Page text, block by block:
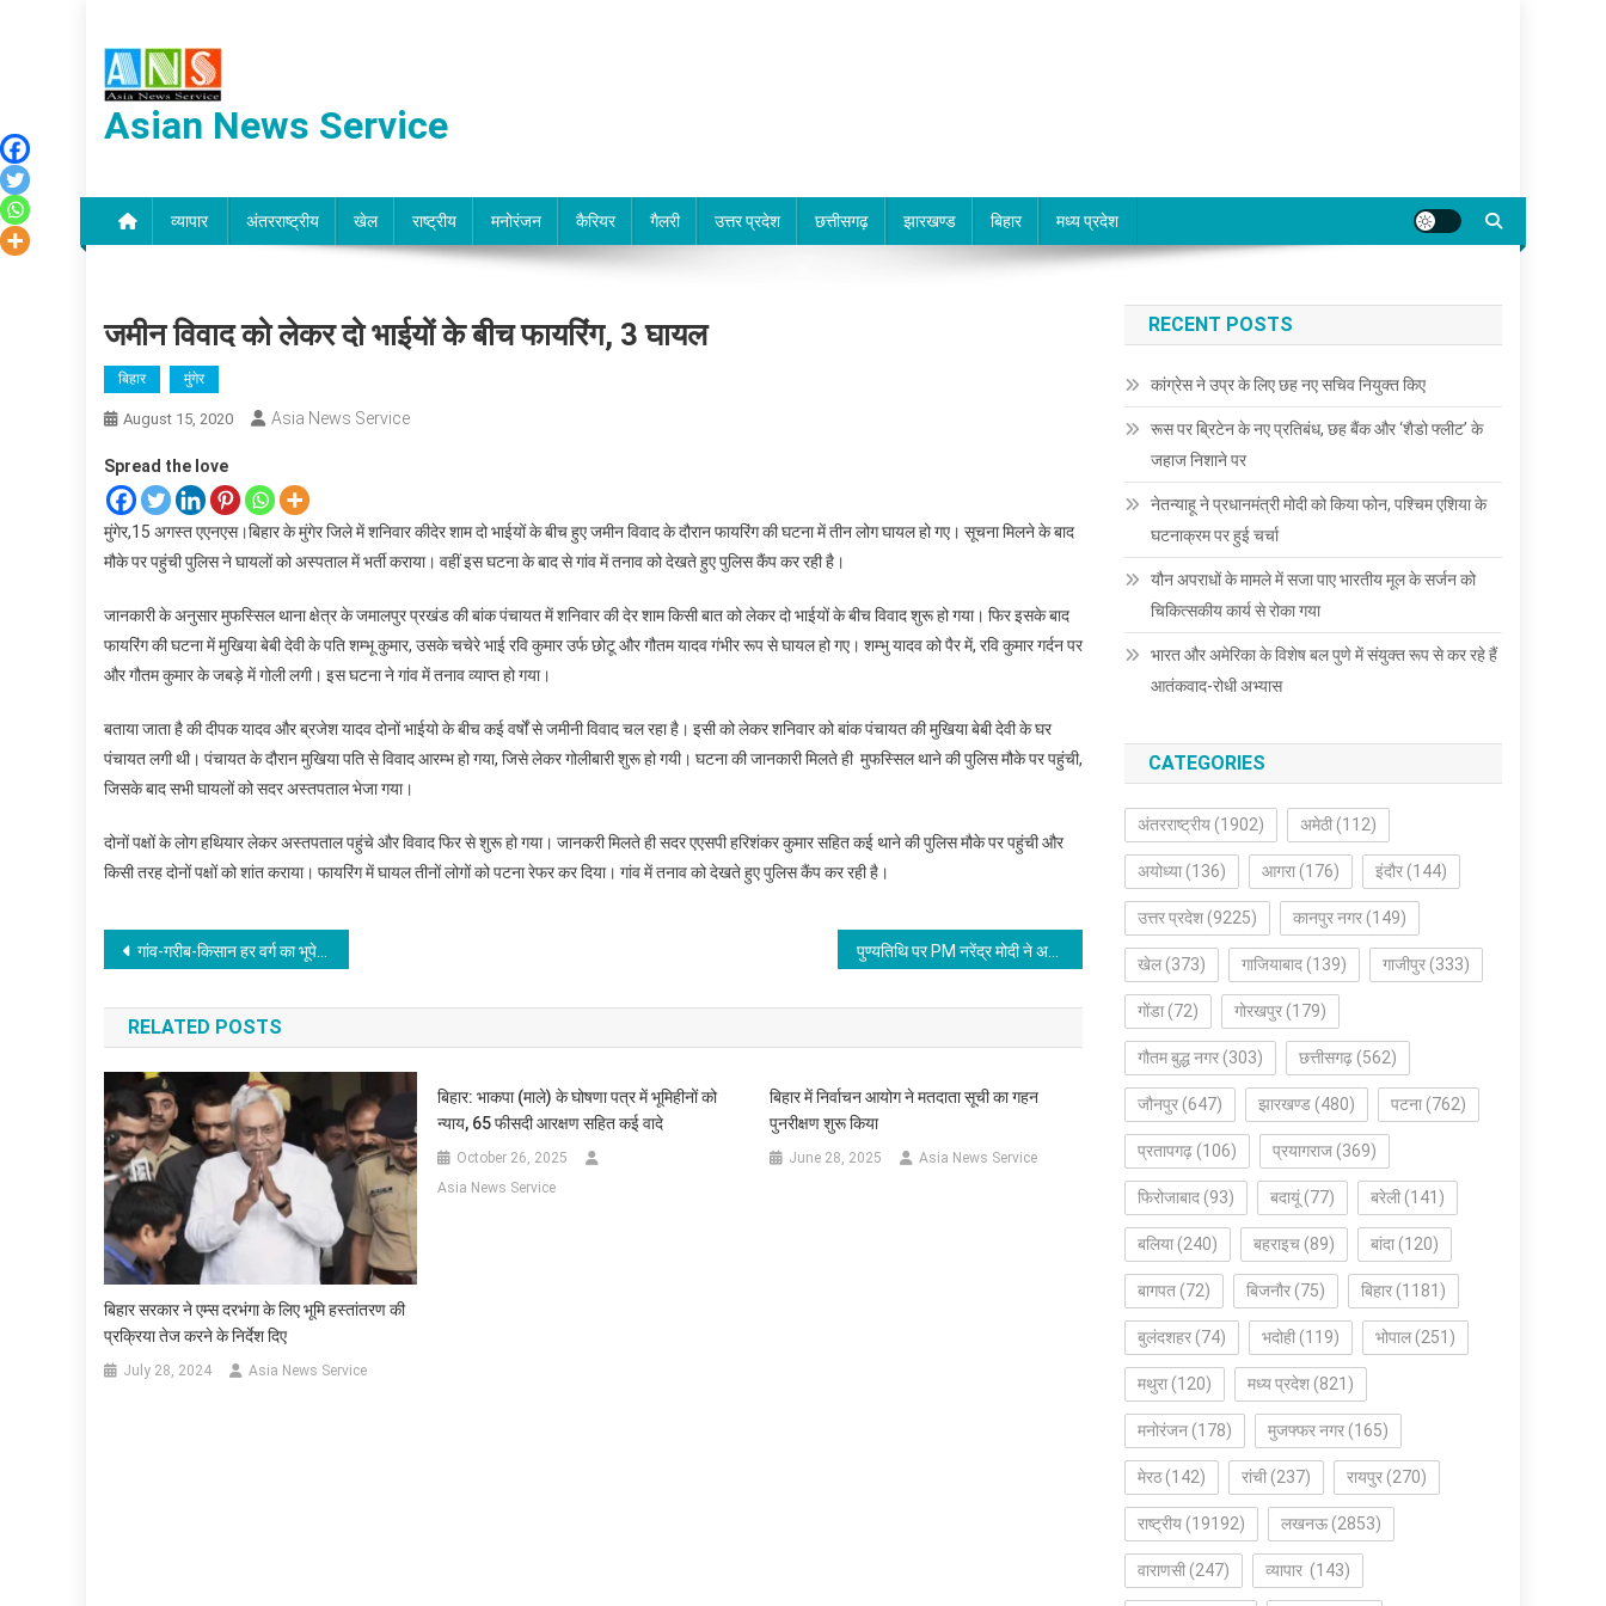
content
Asian News Service
व्यापार अंतरराष्ट्रीय खेल राष्ट्रीय मनोरंजन कैरियर गैलरी उत्तर प्रदेश छत्तीसगढ़ झारखण्ड बिहार मध्य प्रदेश
जमीन विवाद को लेकर दो भाईयों के बीच फायरिंग, 3 घायल
बिहार मुंगेर
August 15, 2020 Asia News Service
Spread the love
मुंगेर,15 अगस्त एएनएस।बिहार के मुंगेर जिले में शनिवार कीदेर शाम दो भाईयों के बीच हुए जमीन विवाद के दौरान फायरिंग की घटना में तीन लोग घायल हो गए। सूचना मिलने के बाद
मौके पर पहुंची पुलिस ने घायलों को अस्पताल में भर्ती कराया। वहीं इस घटना के बाद से गांव में तनाव को देखते हुए पुलिस कैंप कर रही है।
जानकारी के अनुसार मुफस्सिल थाना क्षेत्र के जमालपुर प्रखंड की बांक पंचायत में शनिवार की देर शाम किसी बात को लेकर दो भाईयों के बीच विवाद शुरू हो गया। फिर इसके बाद
फायरिंग की घटना में मुखिया बेबी देवी के पति शम्भू कुमार, उसके चचेरे भाई रवि कुमार उर्फ छोटू और गौतम यादव गंभीर रूप से घायल हो गए। शम्भु यादव को पैर में, रवि कुमार गर्दन पर
और गौतम कुमार के जबड़े में गोली लगी। इस घटना ने गांव में तनाव व्याप्त हो गया।
बताया जाता है की दीपक यादव और ब्रजेश यादव दोनों भाईयो के बीच कई वर्षों से जमीनी विवाद चल रहा है। इसी को लेकर शनिवार को बांक पंचायत की मुखिया बेबी देवी के घर
पंचायत लगी थी। पंचायत के दौरान मुखिया पति से विवाद आरम्भ हो गया, जिसे लेकर गोलीबारी शुरू हो गयी। घटना की जानकारी मिलते ही मुफस्सिल थाने की पुलिस मौके पर पहुंची,
जिसके बाद सभी घायलों को सदर अस्तपताल भेजा गया।
दोनों पक्षों के लोग हथियार लेकर अस्तपताल पहुंचे और विवाद फिर से शुरू हो गया। जानकरी मिलते ही सदर एएसपी हरिशंकर कुमार सहित कई थाने की पुलिस मौके पर पहुंची और
किसी तरह दोनों पक्षों को शांत कराया। फायरिंग में घायल तीनों लोगों को पटना रेफर कर दिया। गांव में तनाव को देखते हुए पुलिस कैंप कर रही है।
Post
navigation
गांव-गरीब-किसान हर वर्ग का भूपेष बघेल सरकार रख रही ध्यान: विकास उपाध्याय पुण्यतिथि पर PM नरेंद्र मोदी ने अटल बिहारी वाजपेयी को दी श्रद्धांजलि
RELATED POSTS
बिहार सरकार ने एम्स दरभंगा के लिए भूमि हस्तांतरण की
प्रक्रिया तेज करने के निर्देश दिए
July 28, 2024 Asia News Service
बिहार: भाकपा (माले) के घोषणा पत्र में भूमिहीनों को
न्याय, 65 फीसदी आरक्षण सहित कई वादे
October 26, 2025
Asia News Service
बिहार में निर्वाचन आयोग ने मतदाता सूची का गहन
पुनरीक्षण शुरू किया
June 28, 2025 Asia News Service
RECENT POSTS
कांग्रेस ने उप्र के लिए छह नए सचिव नियुक्त किए
रूस पर ब्रिटेन के नए प्रतिबंध, छह बैंक और ‘शैडो फ्लीट’ के
जहाज निशाने पर
नेतन्याहू ने प्रधानमंत्री मोदी को किया फोन, पश्चिम एशिया के
घटनाक्रम पर हुई चर्चा
यौन अपराधों के मामले में सजा पाए भारतीय मूल के सर्जन को
चिकित्सकीय कार्य से रोका गया
भारत और अमेरिका के विशेष बल पुणे में संयुक्त रूप से कर रहे हैं
आतंकवाद-रोधी अभ्यास
CATEGORIES
अंतरराष्ट्रीय (1902) अमेठी (112)
अयोध्या (136) आगरा (176) इंदौर (144)
उत्तर प्रदेश (9225) कानपुर नगर (149)
खेल (373) गाजियाबाद (139) गाजीपुर (333)
गोंडा (72) गोरखपुर (179)
गौतम बुद्ध नगर (303) छत्तीसगढ़ (562)
जौनपुर (647) झारखण्ड (480) पटना (762)
प्रतापगढ़ (106) प्रयागराज (369)
फिरोजाबाद (93) बदायूं (77) बरेली (141)
बलिया (240) बहराइच (89) बांदा (120)
बागपत (72) बिजनौर (75) बिहार (1181)
बुलंदशहर (74) भदोही (119) भोपाल (251)
मथुरा (120) मध्य प्रदेश (821)
मनोरंजन (178) मुजफ्फर नगर (165)
मेरठ(142) रांची (237) रायपुर (270)
राष्ट्रीय (19192) लखनऊ(2853)
वाराणसी (247) व्यापार (143)